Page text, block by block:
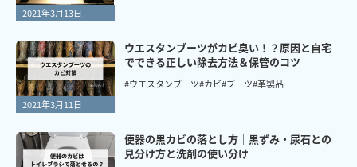
2021年3月13日
2021年3月11日
ウエスタンブーツがカビ臭い！？原因と自宅
でできる正しい除去方法＆保管のコツ
#ウエスタンブーツ#カビ#ブーツ#革製品
便器の黒カビの落とし方｜黒ずみ・尿石との
見分け方と洗剤の使い分け